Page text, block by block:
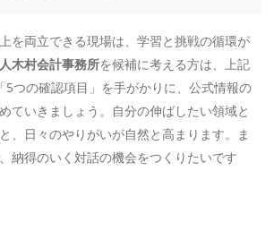
を両立できる現場は、学習と挑戦の循環が
木村会計事務所を候補に考える方は、上記
5つの確認項目」を手がかりに、公式情報の
ていきましょう。自分の伸ばしたい領域と
、日々のやりがいが自然と高まります。ま
納得のいく対話の機会をつくりたいです